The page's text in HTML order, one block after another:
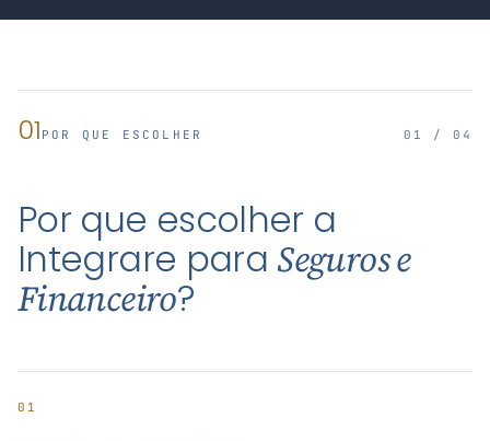
01 POR QUE ESCOLHER 01 / 04
Por que escolher a
Integrare para Seguros e
Financeiro?
01